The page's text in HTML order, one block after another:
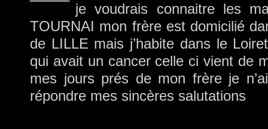
je voudrais connaitre les
TOURNAI mon frère est domicilié
de LILLE mais j’habite dans le
qui avait un cancer celle ci vient de
mes jours prés de mon frère je
répondre mes sincères salutations